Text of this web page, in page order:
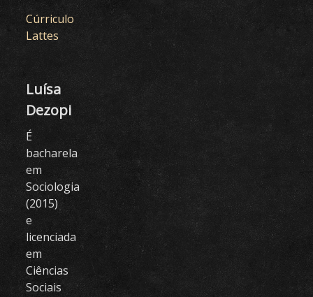
Cúrriculo
Lattes
Luísa
Dezopi
É
bacharela
em
Sociologia
(2015)
e
licenciada
em
Ciências
Sociais